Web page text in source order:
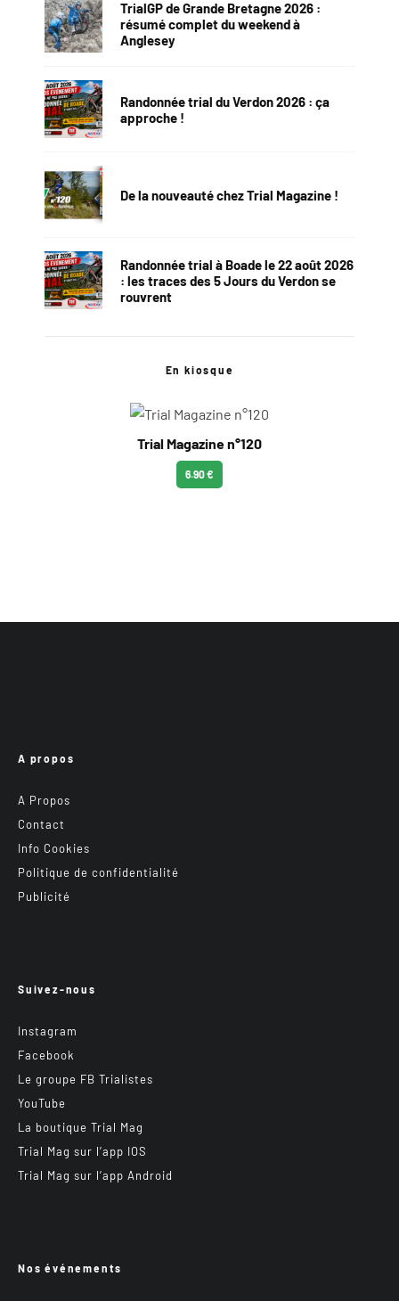
TrialGP de Grande Bretagne 2026 :
résumé complet du weekend à
Anglesey
Randonnée trial du Verdon 2026 : ça
approche !
De la nouveauté chez Trial Magazine !
Randonnée trial à Boade le 22 août 2026
: les traces des 5 Jours du Verdon se
rouvrent
En kiosque
Trial Magazine n°120
6.90 €
A propos
A Propos
Contact
Info Cookies
Politique de confidentialité
Publicité
Suivez-nous
Instagram
Facebook
Le groupe FB Trialistes
YouTube
La boutique Trial Mag
Trial Mag sur l’app IOS
Trial Mag sur l’app Android
Nos événements